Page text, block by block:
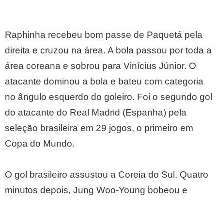
Raphinha recebeu bom passe de Paquetá pela
direita e cruzou na área. A bola passou por toda a
área coreana e sobrou para Vinícius Júnior. O
atacante dominou a bola e bateu com categoria
no ângulo esquerdo do goleiro. Foi o segundo gol
do atacante do Real Madrid (Espanha) pela
seleção brasileira em 29 jogos, o primeiro em
Copa do Mundo.
O gol brasileiro assustou a Coreia do Sul. Quatro
minutos depois, Jung Woo-Young bobeou e